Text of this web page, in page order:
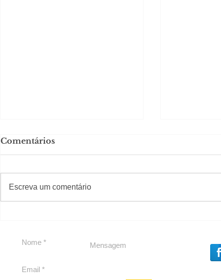
Comentários
Escreva um comentário
#Sugestões